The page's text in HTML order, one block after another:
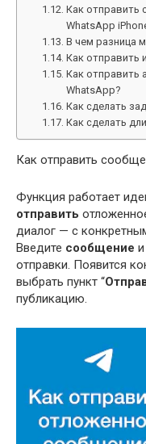
Как отправить
WhatsApp
В чем разница
Как отправить
Как отправить
WhatsApp?
Как сделать
Как сделать
Как отправить
Функция работает
отправить
диалог — с
Введите сообщение
отправки. Появится
выбрать пункт “
публикацию.